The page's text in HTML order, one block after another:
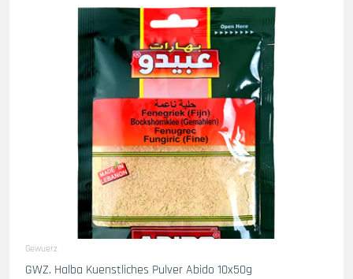
Gewuerz
GWZ. Halba Kuenstliches Pulver Abido 10x50g